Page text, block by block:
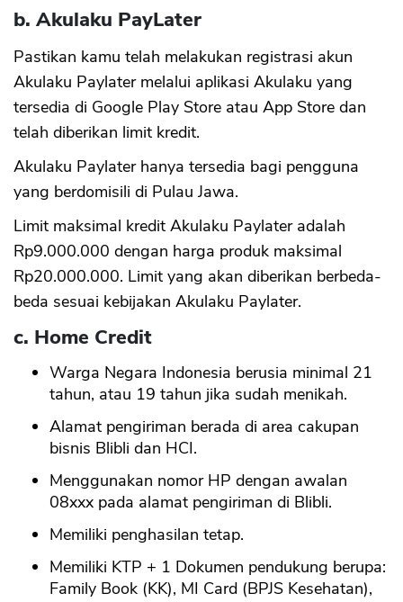
b. Akulaku PayLater
Pastikan kamu telah melakukan registrasi akun
Akulaku Paylater melalui aplikasi Akulaku yang
tersedia di Google Play Store atau App Store dan
telah diberikan limit kredit.
Akulaku Paylater hanya tersedia bagi pengguna
yang berdomisili di Pulau Jawa.
Limit maksimal kredit Akulaku Paylater adalah
Rp9.000.000 dengan harga produk maksimal
Rp20.000.000. Limit yang akan diberikan berbeda-
beda sesuai kebijakan Akulaku Paylater.
c. Home Credit
Warga Negara Indonesia berusia minimal 21
tahun, atau 19 tahun jika sudah menikah.
Alamat pengiriman berada di area cakupan
bisnis Blibli dan HCI.
Menggunakan nomor HP dengan awalan
08xxx pada alamat pengiriman di Blibli.
Memiliki penghasilan tetap.
Memiliki KTP + 1 Dokumen pendukung berupa:
Family Book (KK), MI Card (BPJS Kesehatan),